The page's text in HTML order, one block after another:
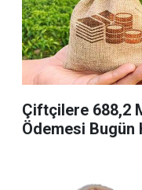
Çiftçilere 688,2
Ödemesi Bugün